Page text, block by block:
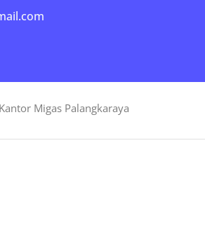
Migas Palangkaraya